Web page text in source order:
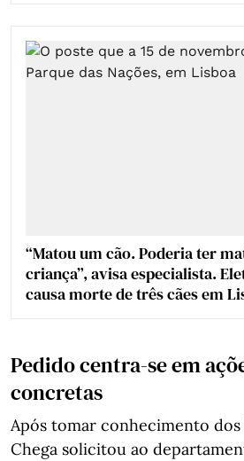
“Matou um cão. Poderia ter
criança”, avisa especialista.
causa morte de três cães em
Pedido centra-se em
concretas
Após tomar conhecimento
Chega solicitou ao